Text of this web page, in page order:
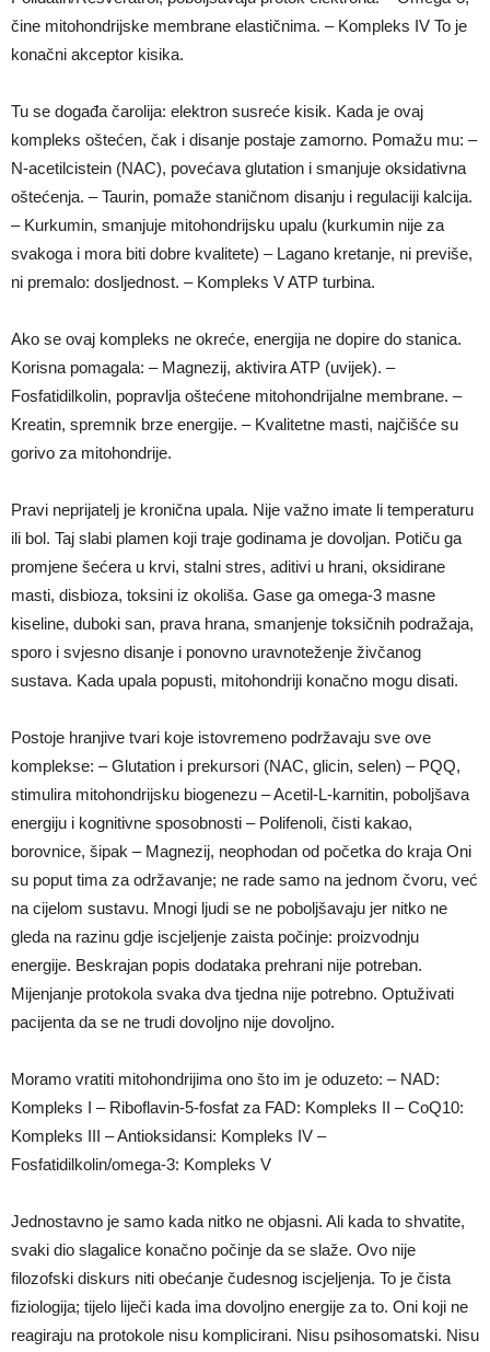
čine mitohondrijske membrane elastičnima. – Kompleks IV To je
konačni akceptor kisika.
Tu se događa čarolija: elektron susreće kisik. Kada je ovaj
kompleks oštećen, čak i disanje postaje zamorno. Pomažu mu: –
N-acetilcistein (NAC), povećava glutation i smanjuje oksidativna
oštećenja. – Taurin, pomaže staničnom disanju i regulaciji kalcija.
– Kurkumin, smanjuje mitohondrijsku upalu (kurkumin nije za
svakoga i mora biti dobre kvalitete) – Lagano kretanje, ni previše,
ni premalo: dosljednost. – Kompleks V ATP turbina.
Ako se ovaj kompleks ne okreće, energija ne dopire do stanica.
Korisna pomagala: – Magnezij, aktivira ATP (uvijek). –
Fosfatidilkolin, popravlja oštećene mitohondrijalne membrane. –
Kreatin, spremnik brze energije. – Kvalitetne masti, najčišće su
gorivo za mitohondrije.
Pravi neprijatelj je kronična upala. Nije važno imate li temperaturu
ili bol. Taj slabi plamen koji traje godinama je dovoljan. Potiču ga
promjene šećera u krvi, stalni stres, aditivi u hrani, oksidirane
masti, disbioza, toksini iz okoliša. Gase ga omega-3 masne
kiseline, duboki san, prava hrana, smanjenje toksičnih podražaja,
sporo i svjesno disanje i ponovno uravnoteženje živčanog
sustava. Kada upala popusti, mitohondriji konačno mogu disati.
Postoje hranjive tvari koje istovremeno podržavaju sve ove
komplekse: – Glutation i prekursori (NAC, glicin, selen) – PQQ,
stimulira mitohondrijsku biogenezu – Acetil-L-karnitin, poboljšava
energiju i kognitivne sposobnosti – Polifenoli, čisti kakao,
borovnice, šipak – Magnezij, neophodan od početka do kraja Oni
su poput tima za održavanje; ne rade samo na jednom čvoru, već
na cijelom sustavu. Mnogi ljudi se ne poboljšavaju jer nitko ne
gleda na razinu gdje iscjeljenje zaista počinje: proizvodnju
energije. Beskrajan popis dodataka prehrani nije potreban.
Mijenjanje protokola svaka dva tjedna nije potrebno. Optuživati
pacijenta da se ne trudi dovoljno nije dovoljno.
Moramo vratiti mitohondrijima ono što im je oduzeto: – NAD:
Kompleks I – Riboflavin-5-fosfat za FAD: Kompleks II – CoQ10:
Kompleks III – Antioksidansi: Kompleks IV –
Fosfatidilkolin/omega-3: Kompleks V
Jednostavno je samo kada nitko ne objasni. Ali kada to shvatite,
svaki dio slagalice konačno počinje da se slaže. Ovo nije
filozofski diskurs niti obećanje čudesnog iscjeljenja. To je čista
fiziologija; tijelo liječi kada ima dovoljno energije za to. Oni koji ne
reagiraju na protokole nisu komplicirani. Nisu psihosomatski. Nisu